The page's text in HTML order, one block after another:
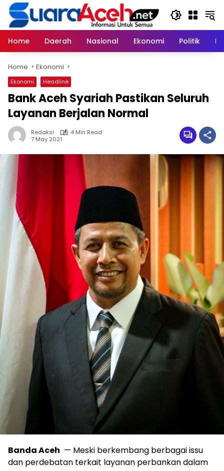
Skip
content
Home
Daerah Nasional Ekonomi Politik
Home Ekonomi
Ekonomi Headline
Bank Aceh Syariah Pastikan Seluruh
Layanan Berjalan Normal
Redaksi
4 Min Read
7 May 2021
Banda Aceh — Meski berkembang berbagai issu
dan perdebatan terkait layanan perbankan dalam